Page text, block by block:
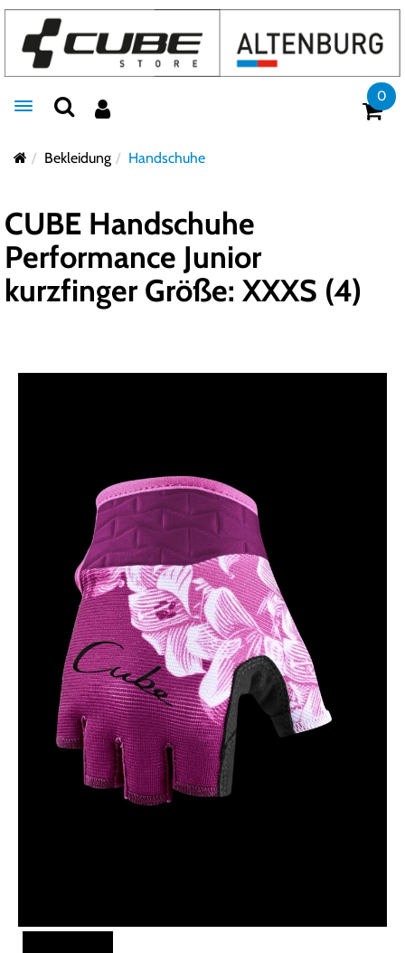
Toggle navigation
0
Bekleidung Handschuhe
CUBE Handschuhe
Performance Junior
kurzfinger Größe: XXXS (4)